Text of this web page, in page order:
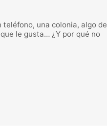
teléfono, una colonia, algo de
le gusta… ¿Y por qué no